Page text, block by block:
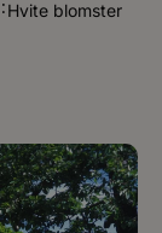
Hvite blomster